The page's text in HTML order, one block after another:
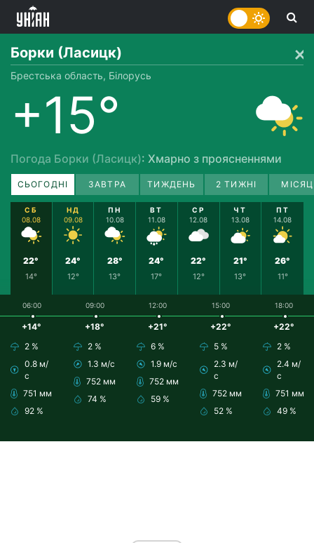
Борки (Ласицк)
Брестська область, Білорусь
+15°
Погода Борки (Ласицк): Хмарно з проясненнями
СЬОГОДНІ ЗАВТРА ТИЖДЕНЬ 2 ТИЖНІ
СБ
08.08
22°
14°
НД
09.08
24°
12°
ПН
10.08
28°
13°
ВТ
11.08
24°
17°
СР
12.08
22°
12°
ЧТ
13.08
21°
13°
ПТ
14.08
26°
11°
06:00
+14°
2 %
0.8 м/
с
751 мм
92 %
09:00
+18°
2 %
1.3 м/с
752 мм
74 %
12:00
+21°
6 %
1.9 м/с
752 мм
59 %
15:00
+22°
5 %
2.3 м/
с
752 мм
52 %
18:00
+22°
2 %
2.4 м/
с
751 мм
49 %